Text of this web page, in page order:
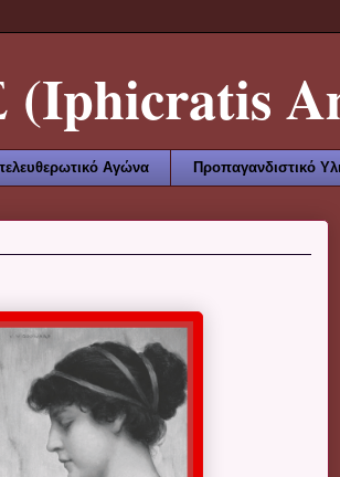
Αγώνα Προπαγανδιστικό